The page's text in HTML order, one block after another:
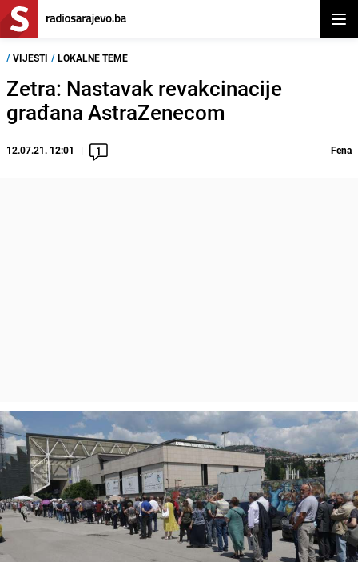
/ VIJESTI / LOKALNE TEME
Zetra: Nastavak revakcinacije
građana AstraZenecom
12.07.21. 12:01 1 Fena